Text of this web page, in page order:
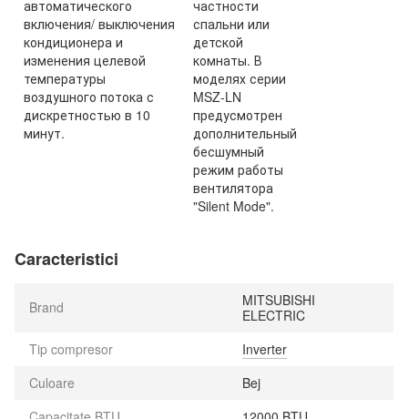
автоматического
включения/ выключения
кондиционера и
изменения целевой
температуры
воздушного потока с
дискретностью в 10
минут.
частности
спальни или
детской
комнаты. В
моделях серии
MSZ-LN
предусмотрен
дополнительный
бесшумный
режим работы
вентилятора
"Silent Mode".
Caracteristici
Brand
MITSUBISHI
ELECTRIC
Tip compresor
Inverter
Culoare
Bej